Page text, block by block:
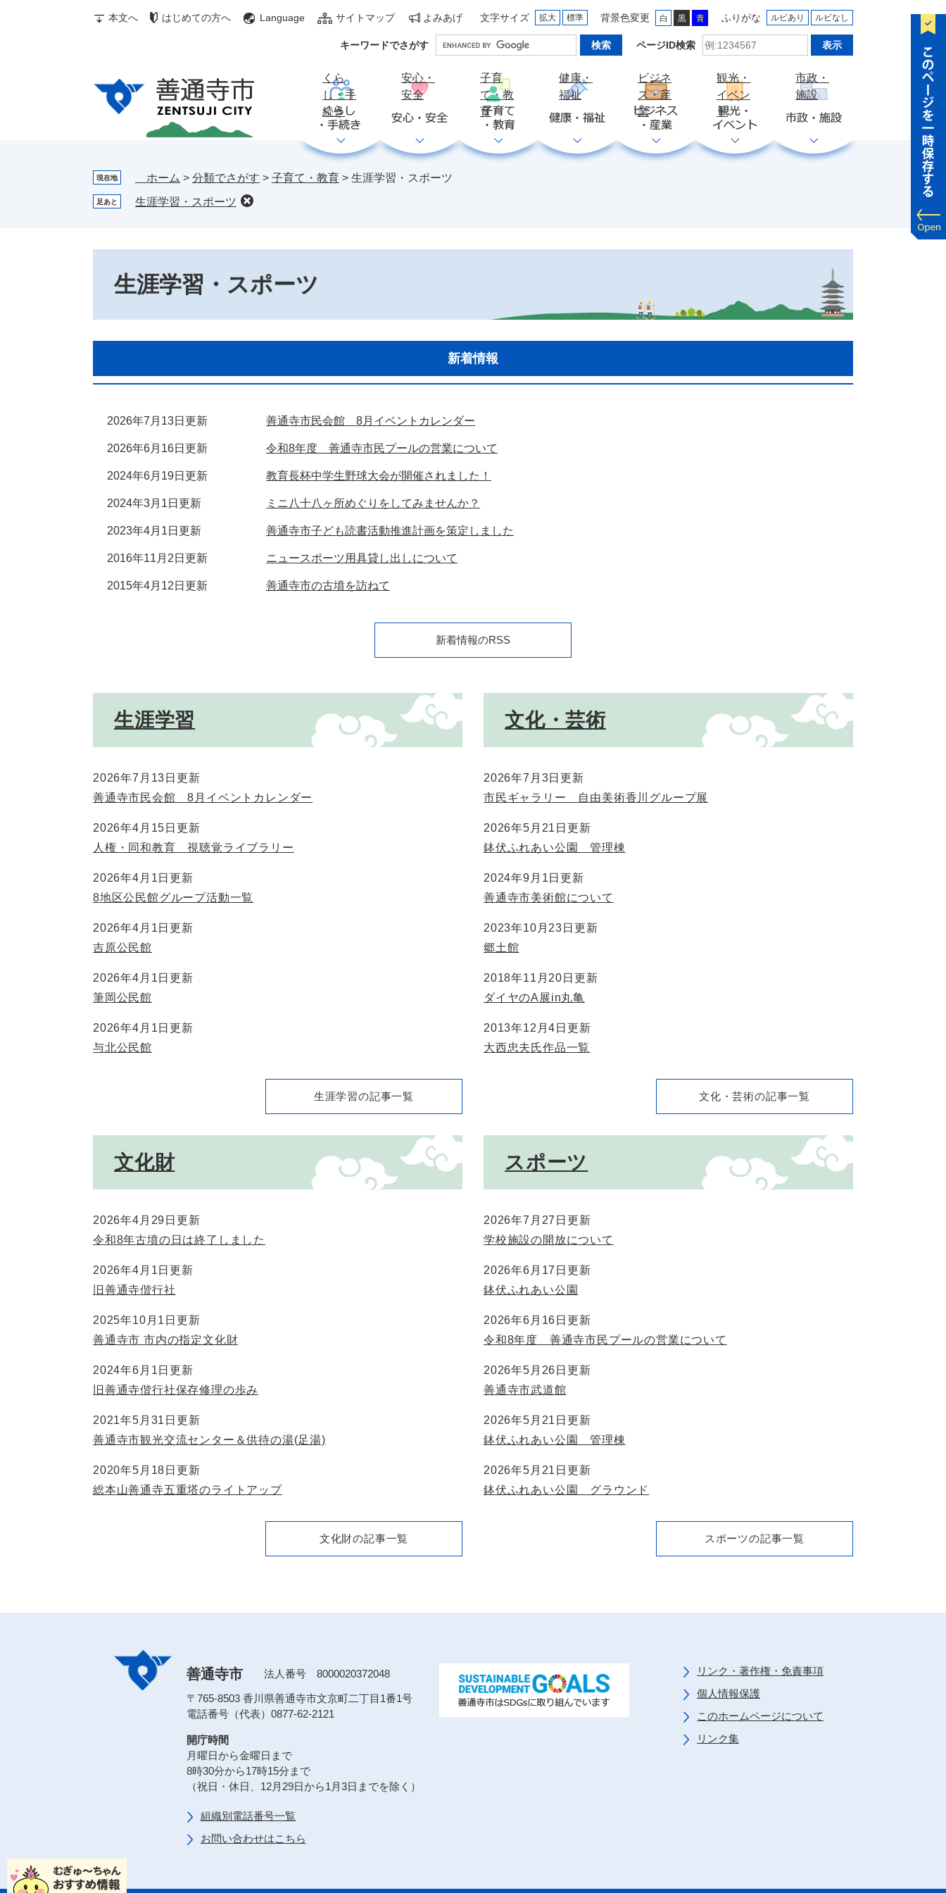
本文へ はじめての方へ Language サイトマップ よみあげ 文字サイズ 拡大 標準 背景色変更 白 黒 青 ふりがな ルビあり ルビなし
キーワードでさがす
Google
カ
ム
ページID検索
ID
検
くら
し・手
続き
安心・
安全
子育
て・教
育
健康・
福祉
ビジネ
ス・産
業
観光・
イベン
ト
市政・
施設
現在地 ホーム > 分類でさがす > 子育て・教育 > 生涯学習・スポーツ
足あと 生涯学習・スポーツ
生涯学習・スポーツ
新着情報
2026年7月13日更新 善通寺市民会館 8月イベントカレンダー
2026年6月16日更新 令和8年度 善通寺市民プールの営業について
2024年6月19日更新 教育長杯中学生野球大会が開催されました！
2024年3月1日更新 ミニ八十八ヶ所めぐりをしてみませんか？
2023年4月1日更新 善通寺市子ども読書活動推進計画を策定しました
2016年11月2日更新 ニュースポーツ用具貸し出しについて
2015年4月12日更新 善通寺市の古墳を訪ねて
新着情報のRSS
生涯学習
2026年7月13日更新
善通寺市民会館 8月イベントカレンダー
2026年4月15日更新
人権・同和教育 視聴覚ライブラリー
2026年4月1日更新
8地区公民館グループ活動一覧
2026年4月1日更新
吉原公民館
2026年4月1日更新
筆岡公民館
2026年4月1日更新
与北公民館
生涯学習の記事一覧
文化・芸術
2026年7月3日更新
市民ギャラリー 自由美術香川グループ展
2026年5月21日更新
鉢伏ふれあい公園 管理棟
2024年9月1日更新
善通寺市美術館について
2023年10月23日更新
郷土館
2018年11月20日更新
ダイヤのA展in丸亀
2013年12月4日更新
大西忠夫氏作品一覧
文化・芸術の記事一覧
文化財
2026年4月29日更新
令和8年古墳の日は終了しました
2026年4月1日更新
旧善通寺偕行社
2025年10月1日更新
善通寺市 市内の指定文化財
2024年6月1日更新
旧善通寺偕行社保存修理の歩み
2021年5月31日更新
善通寺市観光交流センター＆供待の湯(足湯)
2020年5月18日更新
総本山善通寺五重塔のライトアップ
文化財の記事一覧
スポーツ
2026年7月27日更新
学校施設の開放について
2026年6月17日更新
鉢伏ふれあい公園
2026年6月16日更新
令和8年度 善通寺市民プールの営業について
2026年5月26日更新
善通寺市武道館
2026年5月21日更新
鉢伏ふれあい公園 管理棟
2026年5月21日更新
鉢伏ふれあい公園 グラウンド
スポーツの記事一覧
善通寺市 法人番号 8000020372048
〒765-8503 香川県善通寺市文京町二丁目1番1号
電話番号（代表）0877-62-2121
開庁時間
月曜日から金曜日まで
8時30分から17時15分まで
（祝日・休日、12月29日から1月3日までを除く）
組織別電話番号一覧
お問い合わせはこちら
リンク・著作権・免責事項
個人情報保護
このホームページについて
リンク集